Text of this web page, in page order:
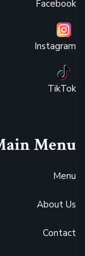
Facebook
Instagram
TikTok
Menu
Menu
About Us
Contact